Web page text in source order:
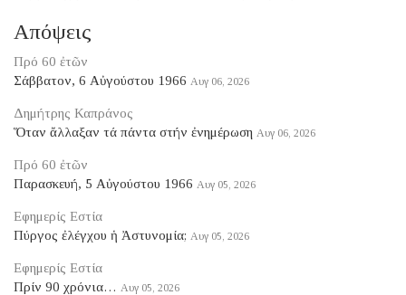
Απόψεις
Πρό 60 ἐτῶν
Σάββατον, 6 Αὐγούστου 1966 Αυγ 06, 2026
Δημήτρης Καπράνος
Ὅταν ἄλλαξαν τά πάντα στήν ἐνημέρωση Αυγ 06, 2026
Πρό 60 ἐτῶν
Παρασκευή, 5 Αὐγούστου 1966 Αυγ 05, 2026
Εφημερίς Εστία
Πύργος ἐλέγχου ἡ Ἀστυνομία; Αυγ 05, 2026
Εφημερίς Εστία
Πρίν 90 χρόνια… Αυγ 05, 2026